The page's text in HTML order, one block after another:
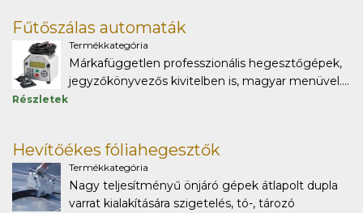
Fűtőszálas automaták
Termékkategória
Márkafüggetlen professzionális hegesztőgépek,
jegyzőkönyvezős kivitelben is, magyar menüvel....
Részletek
Hevítőékes fóliahegesztők
Termékkategória
Nagy teljesítményű önjáró gépek átlapolt dupla
varrat kialakítására szigetelés, tó-, tározó